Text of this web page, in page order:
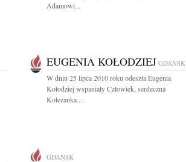
Adamowi...
EUGENIA KOŁODZIEJ GDAŃSK
W dniu 25 lipca 2010 roku odeszła Eugenia
Kołodziej wspaniały Człowiek, serdeczna
Koleżanka....
GDAŃSK